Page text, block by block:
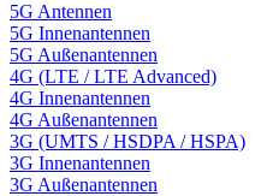
5G Antennen
5G Innenantennen
5G Außenantennen
4G (LTE / LTE Advanced)
4G Innenantennen
4G Außenantennen
3G (UMTS / HSDPA / HSPA)
3G Innenantennen
3G Außenantennen